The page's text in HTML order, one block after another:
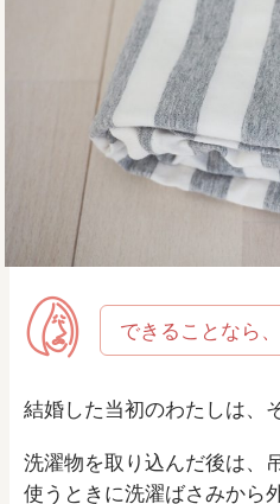
できることなら
結婚した当初のわたしは、
洗濯物を取り込んだ後は、
使うときに洗濯ばさみから